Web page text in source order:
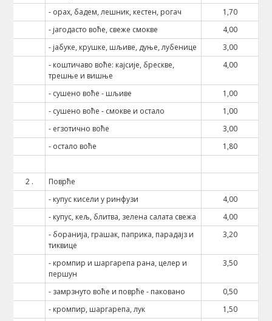
- орах, бадем, лешник, кестен, рогач
1,70
- јагодасто воће, свеже смокве
4,00
- јабуке, крушке, шљиве, дуње, лубенице
3,00
- коштичаво воће: кајсије, брескве,
трешње и вишње
4,00
- сушено воће - шљиве
1,00
- сушено воће - смокве и остало
1,00
- егзотично воће
3,00
- остало воће
1,80
2 .
Поврће
- купус кисели у ринфузи
4,00
- купус, кељ, блитва, зелена салата свежа
4,00
- боранија, грашак, паприка, парадајз и
тиквице
3,20
- кромпир и шаргарепа рана, целер и
першун
3,50
- замрзнуто воће и поврће - паковано
0,50
- кромпир, шаргарепа, лук
1,50